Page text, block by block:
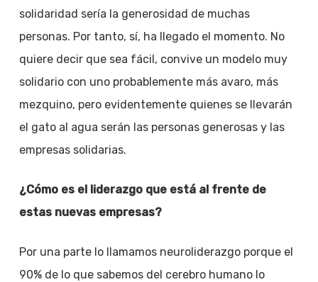
solidaridad sería la generosidad de muchas
personas. Por tanto, sí, ha llegado el momento. No
quiere decir que sea fácil, convive un modelo muy
solidario con uno probablemente más avaro, más
mezquino, pero evidentemente quienes se llevarán
el gato al agua serán las personas generosas y las
empresas solidarias.
¿Cómo es el liderazgo que está al frente de
estas nuevas empresas?
Por una parte lo llamamos neuroliderazgo porque el
90% de lo que sabemos del cerebro humano lo